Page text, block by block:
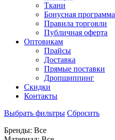
Ткани
Бонусная программа
Правила торговли
Публичная оферта
Оптовикам
Прайсы
Доставка
Прямые поставки
Дропшиппинг
Скидки
Контакты
Выбрать фильтры Сбросить
Бренды: Все